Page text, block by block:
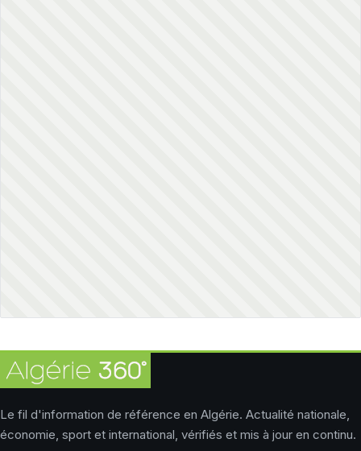
Le fil d'information de référence en Algérie. Actualité nationale,
économie, sport et international, vérifiés et mis à jour en continu.